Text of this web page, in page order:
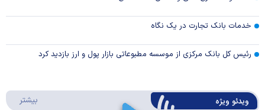
خدمات بانک تجارت در یک نگاه
رئیس کل بانک مرکزی از موسسه مطبوعاتی بازار پول و ارز بازدید کرد
ویدئو ویژه بیشتر